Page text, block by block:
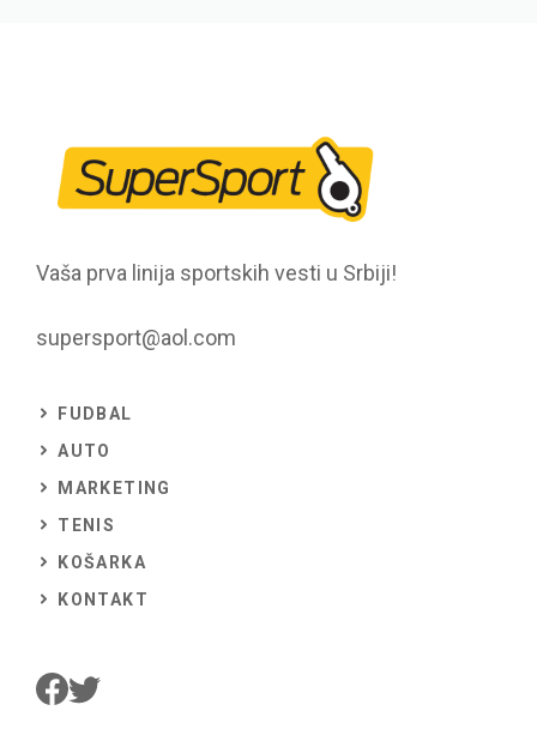
Vaša prva linija sportskih vesti u Srbiji!
supersport@aol.com
FUDBAL
AUTO
MARKETING
TENIS
KOŠARKA
KONTAKT